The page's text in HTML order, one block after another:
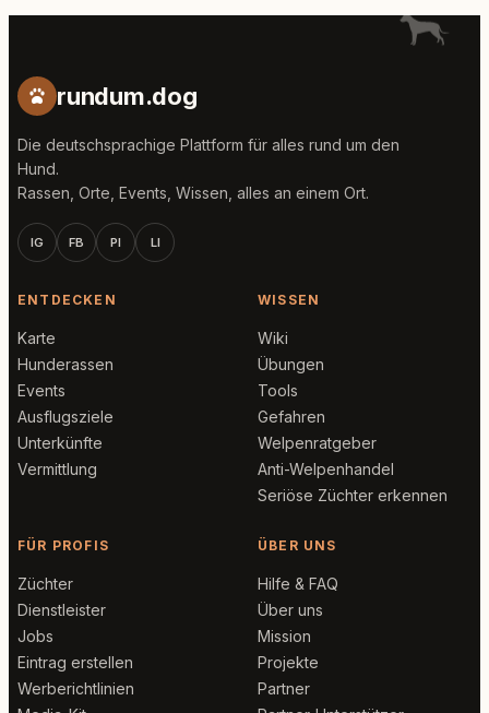
rundum.dog
Die deutschsprachige Plattform für alles rund um den
Hund.
Rassen, Orte, Events, Wissen, alles an einem Ort.
IG FB PI LI
ENTDECKEN
Karte
Hunderassen
Events
Ausflugsziele
Unterkünfte
Vermittlung
WISSEN
Wiki
Übungen
Tools
Gefahren
Welpenratgeber
Anti-Welpenhandel
Seriöse Züchter erkennen
FÜR PROFIS
Züchter
Dienstleister
Jobs
Eintrag erstellen
Werberichtlinien
ÜBER UNS
Hilfe & FAQ
Über uns
Mission
Projekte
Partner